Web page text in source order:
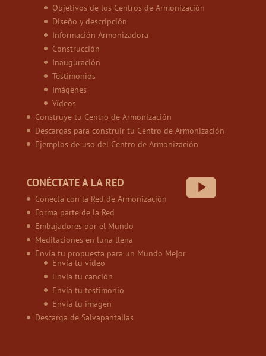
Objetivos de los Centros de Armonización
Diseño y descripción
Información Armonizadora
Construcción
Inauguración
Testimonios
Imágenes
Vídeos
Construye tu Centro de Armonización
Descargas para construir tu Centro de Armonización
Ejemplos de uso del Centro de Armonización
CONÉCTATE A LA RED
Conecta con la Red de Armonización
Forma parte de la Red
Embajadores por el Mundo
Meditaciones en luna llena
Envía tu propuesta para un Mundo Mejor
Envía tu vídeo
Envía tu canción
Envía tu testimonio
Envía tu imagen
Descarga de Salvapantallas